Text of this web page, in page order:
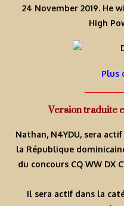
24 November 2019. He
High
Plus
Version traduite
Nathan, N4YDU, sera
la République
du concours CQ WW DX
Il sera actif dans la